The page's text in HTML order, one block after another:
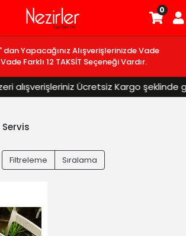
Yapacağınız Alışverişlerinizde Vade
Farklı 12 TAKSİT Seçeneği Vardır.
alışverişleriniz Ücretsiz Kargo şeklinde
0
Filtreleme Sıralama